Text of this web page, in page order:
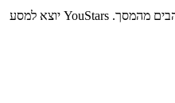
זה לא עוד מופע – זו חוויה משתפת וסוחפת שבה הקהל נכנס ישר לתוך המשחק: אתגרים בלייב, רגעים ויראליים, מוזיקה, הומור והפתעות – והמפגש הכי קרוב שאפשר עם הכוכבים שאתם אוהבים מהמסך. YouStars יוצא למסע